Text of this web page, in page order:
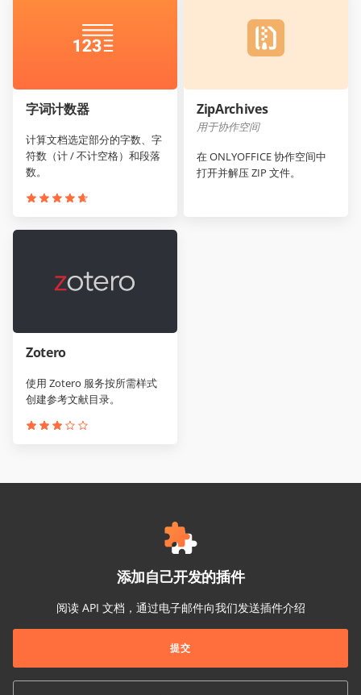
字词计数器
计算文档选定部分的字数、字
符数（计 / 不计空格）和段落
数。
ZipArchives
用于协作空间
在 ONLYOFFICE 协作空间中
打开并解压 ZIP 文件。
Zotero
使用 Zotero 服务按所需样式
创建参考文献目录。
添加自己开发的插件
阅读 API 文档，通过电子邮件向我们发送插件介绍
提交